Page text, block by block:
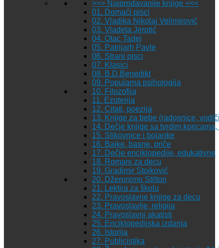
>>> Najprodavanije knjige <<<
01. Domaći pisci
02. Vladika Nikolaj Velimirović
03. Vladeta Jerotić
04. Otac Tadej
05. Patrijarh Pavle
06. Strani pisci
07. Klasici
08. B.D.Benedikt
09. Popularna psihologija
10. Filozofija
11. Ezoterija
12. Citati, poezija
13. Knjige za bebe (radosnice,
14. Dečje knjige sa tvrdim
15. Slikovnice i bojanke
16. Bajke, basne, priče
17. Dečje enciklopedije, edukativne
18. Romani za decu
19. Gradimir Stojković
20. Džeronimo Stilton
21. Lektira za školu
22. Pravoslavne knjige za decu
23. Pravoslavlje, religija
24. Pravoslavni akatisti
25. Enciklopedijska izdanja
26. Istorija
27. Publicistika